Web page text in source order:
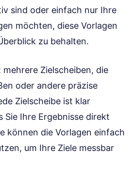
sind oder einfach nur Ihre
möchten, diese Vorlagen
zu behalten.
Zielscheiben, die
oder andere präzise
Zielscheibe ist klar
Sie Ihre Ergebnisse direkt
können die Vorlagen einfach
um Ihre Ziele messbar